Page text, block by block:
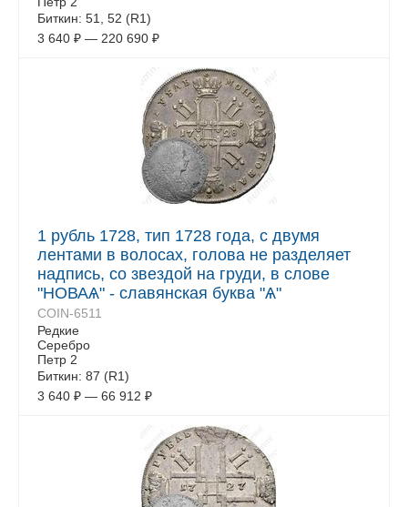
Биткин: 51, 52 (R1)
3 640 ₽ — 220 690 ₽
1 рубль 1728, тип 1728 года, с двумя
лентами в волосах, голова не разделяет
надпись, со звездой на груди, в слове
"НОВАѦ" - славянская буква "Ѧ"
COIN-6511
Редкие
Серебро
Петр 2
Биткин: 87 (R1)
3 640 ₽ — 66 912 ₽